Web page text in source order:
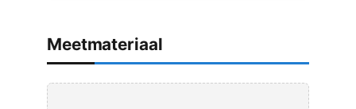
Meetmateriaal